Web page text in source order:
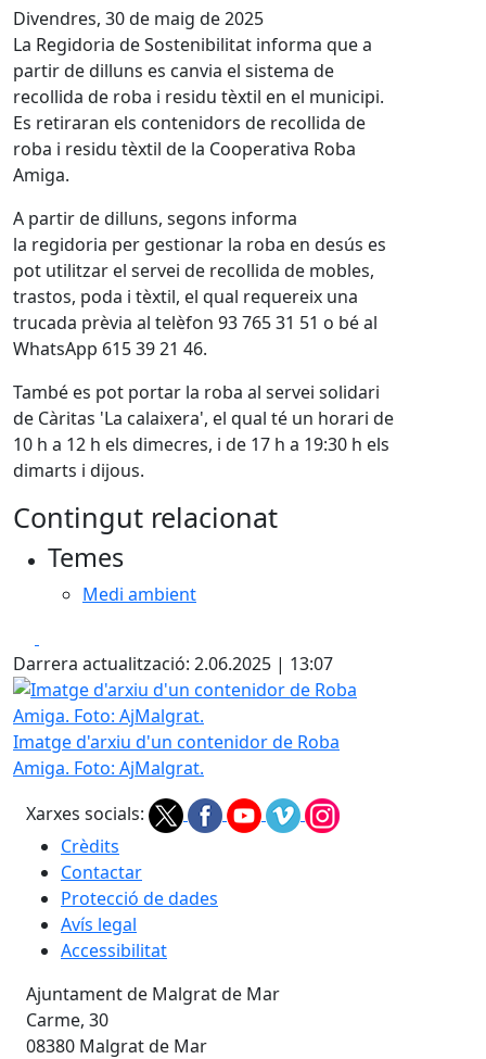
Divendres, 30 de maig de 2025
La Regidoria de Sostenibilitat informa que a
partir de dilluns es canvia el sistema de
recollida de roba i residu tèxtil en el municipi.
Es retiraran els contenidors de recollida de
roba i residu tèxtil de la Cooperativa Roba
Amiga.
A partir de dilluns, segons informa
la regidoria per gestionar la roba en desús es
pot utilitzar el servei de recollida de mobles,
trastos, poda i tèxtil, el qual requereix una
trucada prèvia al telèfon 93 765 31 51 o bé al
WhatsApp 615 39 21 46.
També es pot portar la roba al servei solidari
de Càritas 'La calaixera', el qual té un horari de
10 h a 12 h els dimecres, i de 17 h a 19:30 h els
dimarts i dijous.
Contingut relacionat
Temes
Medi ambient
Darrera actualització: 2.06.2025 | 13:07
Imatge d'arxiu d'un contenidor de Roba Amiga. Foto:
Imatge d'arxiu d'un contenidor de Roba
Amiga. Foto: AjMalgrat.
Xarxes socials:
Crèdits
Contactar
Protecció de dades
Avís legal
Accessibilitat
Ajuntament de Malgrat de Mar
Carme, 30
08380 Malgrat de Mar